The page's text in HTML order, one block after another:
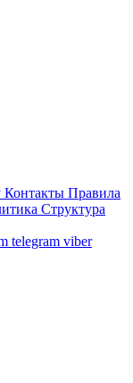
Контакты Правила
Структура
telegram viber